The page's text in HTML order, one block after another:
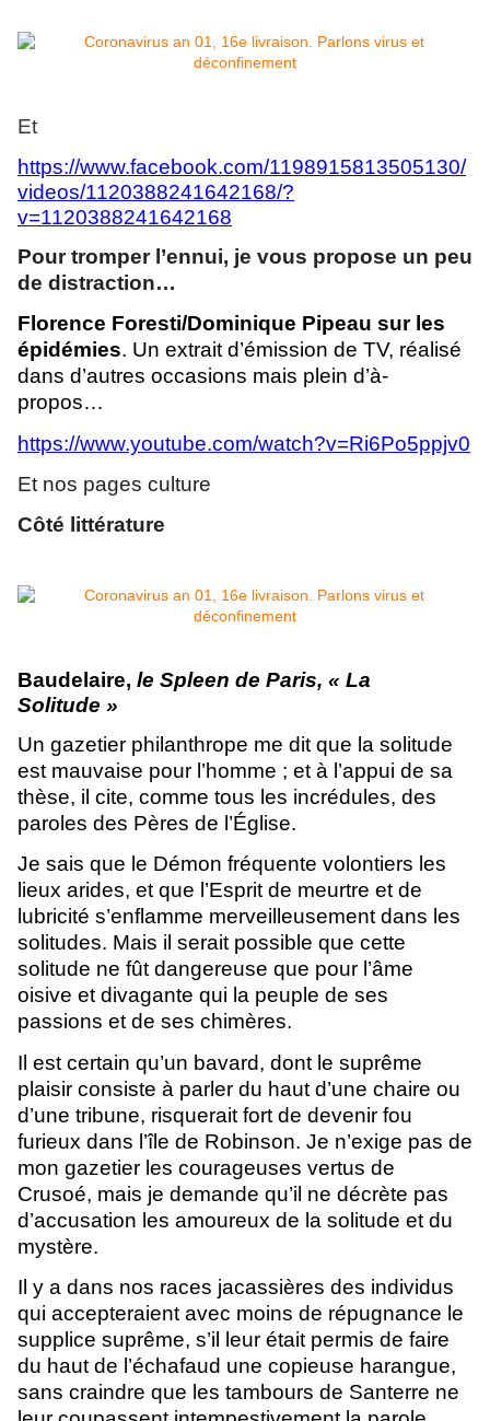
Et
https://www.facebook.com/1198915813505130/
videos/1120388241642168/?
v=1120388241642168
Pour tromper l’ennui, je vous propose un peu
de distraction…
Florence Foresti/Dominique Pipeau sur les
épidémies. Un extrait d’émission de TV, réalisé
dans d’autres occasions mais plein d’à-
propos…
https://www.youtube.com/watch?v=Ri6Po5ppjv0
Et nos pages culture
Côté littérature
Baudelaire, le Spleen de Paris, « La
Solitude »
Un gazetier philanthrope me dit que la solitude
est mauvaise pour l’homme ; et à l’appui de sa
thèse, il cite, comme tous les incrédules, des
paroles des Pères de l’Église.
Je sais que le Démon fréquente volontiers les
lieux arides, et que l’Esprit de meurtre et de
lubricité s’enflamme merveilleusement dans les
solitudes. Mais il serait possible que cette
solitude ne fût dangereuse que pour l’âme
oisive et divagante qui la peuple de ses
passions et de ses chimères.
Il est certain qu’un bavard, dont le suprême
plaisir consiste à parler du haut d’une chaire ou
d’une tribune, risquerait fort de devenir fou
furieux dans l’île de Robinson. Je n’exige pas de
mon gazetier les courageuses vertus de
Crusoé, mais je demande qu’il ne décrète pas
d’accusation les amoureux de la solitude et du
mystère.
Il y a dans nos races jacassières des individus
qui accepteraient avec moins de répugnance le
supplice suprême, s’il leur était permis de faire
du haut de l’échafaud une copieuse harangue,
sans craindre que les tambours de Santerre ne